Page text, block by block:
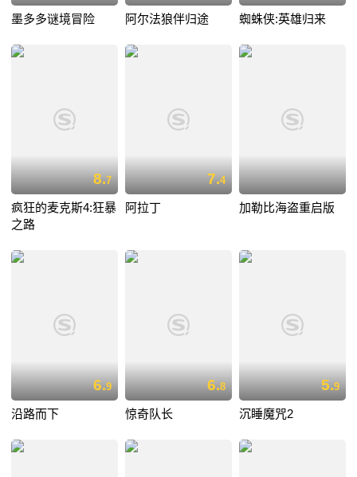
墨多多谜境冒险 阿尔法狼伴归途 蜘蛛侠:英雄归来
8.7
疯狂的麦克斯4:狂暴
之路
7.4
阿拉丁 加勒比海盗重启版
6.9
沿路而下
6.8
惊奇队长
5.9
沉睡魔咒2